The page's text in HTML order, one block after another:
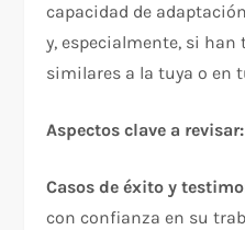
capacidad de
y, especialmente, si
similares a la tuya o en
Aspectos clave a revisar:
Casos de éxito y
con confianza en su